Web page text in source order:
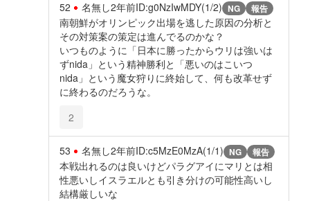
52 名無し2年前ID:g0NzIwMDY(1/2) NG 報告
南朝鮮がオリンピック出場を逃した原因の分析と
その対策案の策定は進んでるのかな？
いつものように「日本に勝ったからウリは強いは
ずnida」という精神勝利と「悪いのはこいつ
nida」という魔女狩りに終始して、何も改革せず
に終わるのだろうな。
2
53 名無し2年前ID:c5MzE0MzA(1/1) NG 報告
本戦出れるのは良いけどパラグアイにマリとは相
性悪いしイスラエルとも引き分けの可能性高いし
結構厳しいな